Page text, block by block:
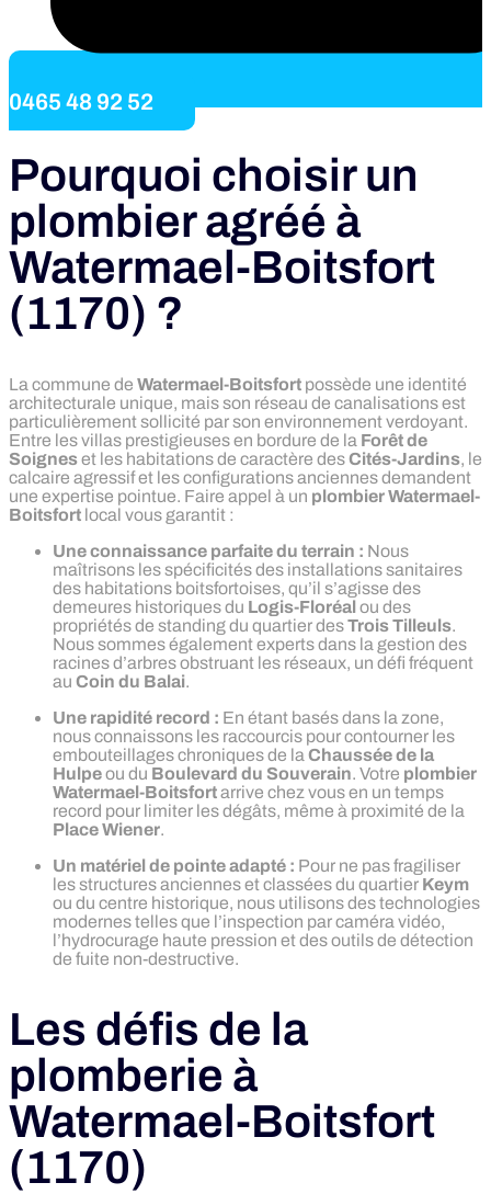
0465 48 92 52
Pourquoi choisir un
plombier agréé à
Watermael-Boitsfort
(1170) ?
La commune de Watermael-Boitsfort possède une identité
architecturale unique, mais son réseau de canalisations est
particulièrement sollicité par son environnement verdoyant.
Entre les villas prestigieuses en bordure de la Forêt de
Soigneset les habitations de caractère desCités-Jardins, le
calcaire agressif et les configurations anciennes demandent
une expertise pointue. Faire appel à un plombier Watermael-
Boitsfort local vous garantit :
Une connaissance parfaite du terrain : Nous
maîtrisons les spécificités des installations sanitaires
des habitations boitsfortoises, qu’il s’agisse des
demeures historiques du Logis-Floréal ou des
propriétés de standing du quartier desTrois Tilleuls.
Nous sommes également experts dans la gestion des
racines d’arbres obstruant les réseaux, un défi fréquent
au Coin du Balai.
Une rapidité record : En étant basés dans la zone,
nous connaissons les raccourcis pour contourner les
embouteillages chroniques de la Chaussée de la
Hulpeou du Boulevard du Souverain. Votre plombier
Watermael-Boitsfortarrive chez vous en un temps
record pour limiter les dégâts, même à proximité de la
Place Wiener.
Un matériel de pointe adapté : Pour ne pas fragiliser
les structures anciennes et classées du quartier Keym
ou du centre historique, nous utilisons des technologies
modernes telles que l’inspection par caméra vidéo,
l’hydrocurage haute pression et des outils de détection
de fuite non-destructive.
Les défis de la
plomberie à
Watermael-Boitsfort
(1170)